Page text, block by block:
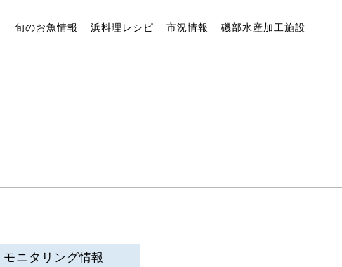
旬のお魚情報 浜料理レシピ 市況情報 磯部水産加工施設
モニタリング情報